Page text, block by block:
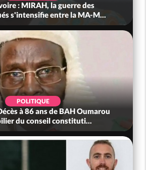
: MIRAH, la guerre des
s'intensifie entre la MA-M...
POLITIQUE
à 86 ans de BAH Oumarou
du conseil constituti...